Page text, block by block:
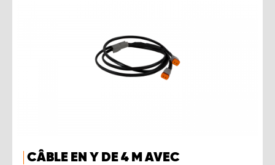
CÂBLE EN Y DE 4 M AVEC